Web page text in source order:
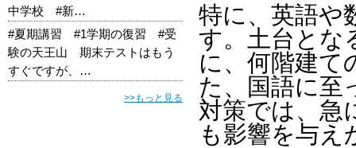
特に、英語や
す。土台とな
に、何階建て
た、国語に至
対策では、急
も影響を与え
中学校 #新…
#夏期講習 #1学期の復習 #受
験の天王山 期末テストはもう
すぐですが、…
>>もっと見る